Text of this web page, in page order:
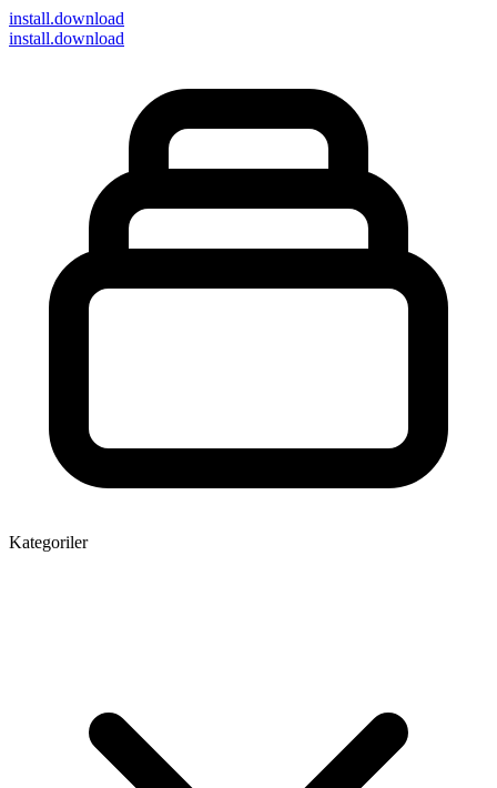
install.download
install.download
Kategoriler